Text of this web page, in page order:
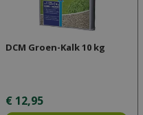
DCM Groen-Kalk 10 kg
€ 12,95